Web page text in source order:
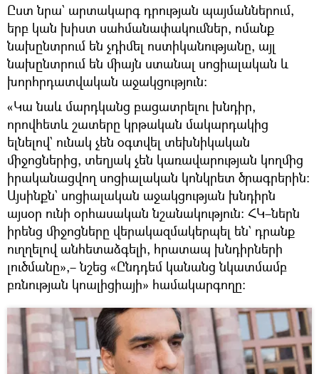
Ըստ նրա` արտակարգ դրության պայմաններում,
երբ կան խիստ սահմանափակումներ, ոմանք
նախընտրում են չդիմել ոստիկանությանը, այլ
նախընտրում են միայն ստանալ սոցիալական և
խորհրդատվական աջակցություն։
«Կա նաև մարդկանց բացատրելու խնդիր,
որովհետև շատերը կրթական մակարդակից
ելնելով` ունակ չեն օգտվել տեխնիկական
միջոցներից, տեղյակ չեն կառավարության կողմից
իրականացվող սոցիալական կոնկրետ ծրագրերին։
Այսինքն` սոցիալական աջակցության խնդիրն
այսօր ունի օրհասական նշանակություն։ ՀԿ–ներն
իրենց միջոցները վերակազմակերպել են` դրանք
ուղղելով անհետաձգելի, հրատապ խնդիրների
լուծմանը»,– նշեց «Ընդդեմ կանանց նկատմամբ
բռնության կոալիցիայի» համակարգողը։